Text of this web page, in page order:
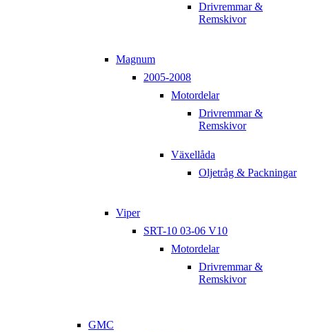
Drivremmar &
Remskivor
Magnum
2005-2008
Motordelar
Drivremmar &
Remskivor
Växellåda
Oljetråg & Packningar
Viper
SRT-10 03-06 V10
Motordelar
Drivremmar &
Remskivor
GMC